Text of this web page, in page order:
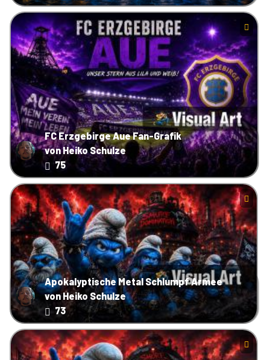
FC Erzgebirge Aue Fan-Grafik
von Heiko Schulze
75
Apokalyptische Metal Schlumpf Armee
von Heiko Schulze
73